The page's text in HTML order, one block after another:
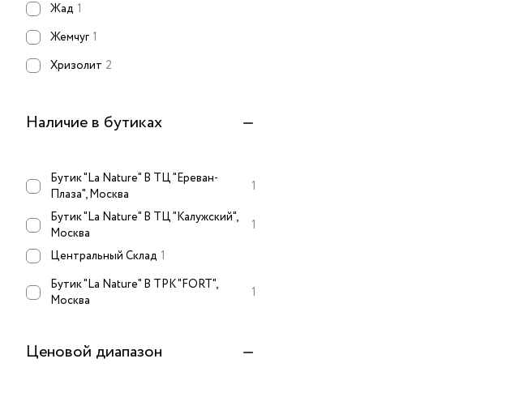
Жад 1
Жемчуг 1
Хризолит 2
Наличие в бутиках
Бутик "La Nature" В ТЦ "Ереван-
Плаза", Москва
1
Бутик "La Nature" В ТЦ "Калужский",
Москва
1
Центральный Склад 1
Бутик "La Nature" В ТРК "FORT",
Москва
1
Ценовой диапазон